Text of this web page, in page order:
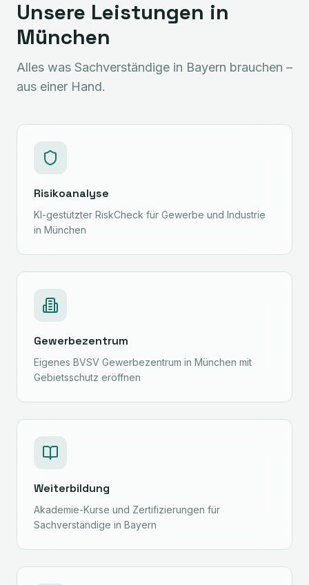
Unsere Leistungen in
München
Alles was Sachverständige in Bayern brauchen –
aus einer Hand.
Risikoanalyse
KI-gestützter RiskCheck für Gewerbe und Industrie
in München
Gewerbezentrum
Eigenes BVSV Gewerbezentrum in München mit
Gebietsschutz eröffnen
Weiterbildung
Akademie-Kurse und Zertifizierungen für
Sachverständige in Bayern